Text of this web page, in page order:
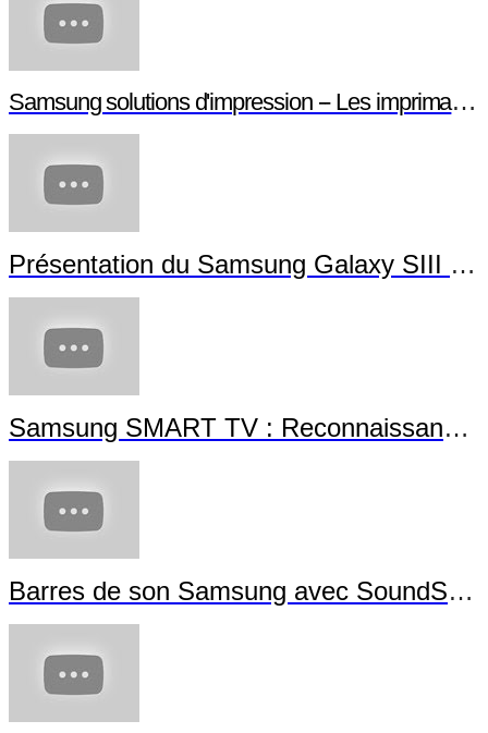
Samsung solutions d'impression -- Les
Présentation du Samsung Galaxy SIII
Samsung SMART TV : Reconnaissance
Barres de son Samsung avec